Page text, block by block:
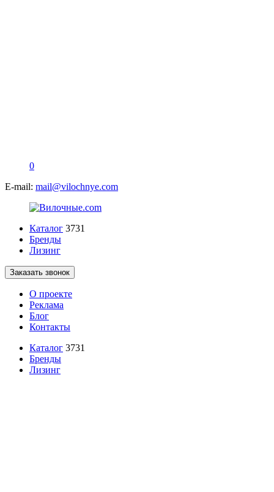
0
E-mail: mail@vilochnye.com
Каталог 3731
Бренды
Лизинг
Заказать звонок
О проекте
Реклама
Блог
Контакты
Каталог 3731
Бренды
Лизинг